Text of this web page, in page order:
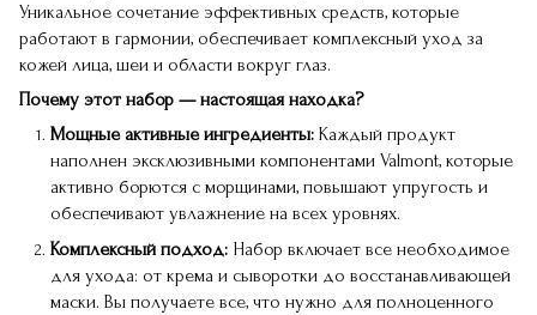
Уникальное сочетание эффективных средств, которые
работают в гармонии, обеспечивает комплексный уход за
кожей лица, шеи и области вокруг глаз.
Почему этот набор — настоящая находка?
Мощные активные ингредиенты: Каждый продукт
наполнен эксклюзивными компонентами Valmont, которые
активно борются с морщинами, повышают упругость и
обеспечивают увлажнение на всех уровнях.
Комплексный подход: Набор включает все необходимое
для ухода: от крема и сыворотки до восстанавливающей
маски. Вы получаете все, что нужно для полноценного